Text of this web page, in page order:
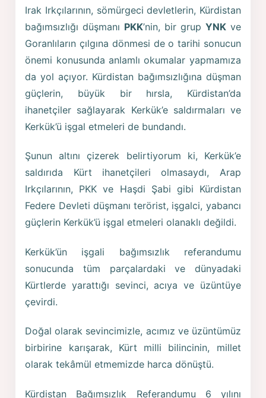
Irak Irkçılarının, sömürgeci devletlerin, Kürdistan
bağımsızlığı düşmanı PKK’nin, bir grup YNKve
Goranlıların çılgına dönmesi de o tarihi sonucun
önemi konusunda anlamlı okumalar yapmamıza
da yol açıyor. Kürdistan bağımsızlığına düşman
güçlerin, büyük bir hırsla, Kürdistan’da
ihanetçiler sağlayarak Kerkük’e saldırmaları ve
Kerkük’ü işgal etmeleri de bundandı.
Şunun altını çizerek belirtiyorum ki, Kerkük’e
saldırıda Kürt ihanetçileri olmasaydı, Arap
Irkçılarının, PKK ve Haşdi Şabi gibi Kürdistan
Federe Devleti düşmanı terörist, işgalci, yabancı
güçlerin Kerkük’ü işgal etmeleri olanaklı değildi.
Kerkük’ün işgali bağımsızlık referandumu
sonucunda tüm parçalardaki ve dünyadaki
Kürtlerde yarattığı sevinci, acıya ve üzüntüye
çevirdi.
Doğal olarak sevincimizle, acımız ve üzüntümüz
birbirine karışarak, Kürt milli bilincinin, millet
olarak tekâmül etmemizde harca dönüştü.
Kürdistan Bağımsızlık Referandumu 6 yılını